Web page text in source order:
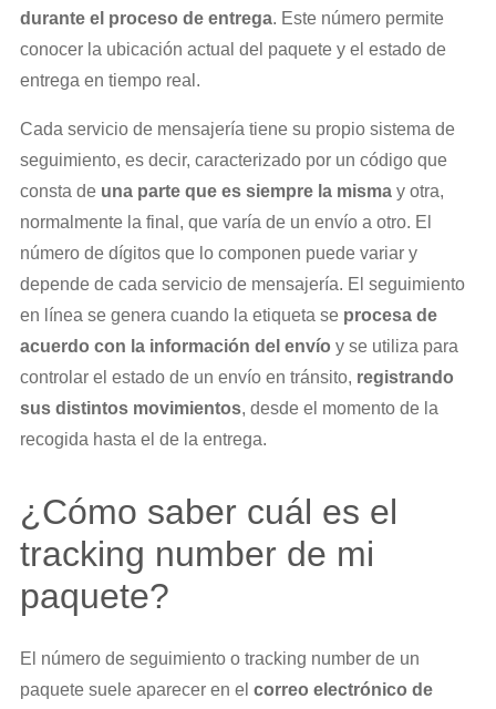
durante el proceso de entrega. Este número permite
conocer la ubicación actual del paquete y el estado de
entrega en tiempo real.
Cada servicio de mensajería tiene su propio sistema de
seguimiento, es decir, caracterizado por un código que
consta de una parte que es siempre la mismay otra,
normalmente la final, que varía de un envío a otro. El
número de dígitos que lo componen puede variar y
depende de cada servicio de mensajería. El seguimiento
en línea se genera cuando la etiqueta se procesa de
acuerdo con la información del envío y se utiliza para
controlar el estado de un envío en tránsito, registrando
sus distintos movimientos, desde el momento de la
recogida hasta el de la entrega.
¿Cómo saber cuál es el
tracking number de mi
paquete?
El número de seguimiento o tracking number de un
paquete suele aparecer en el correo electrónico de